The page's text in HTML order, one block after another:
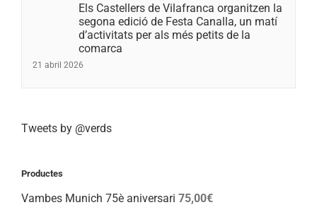
Els Castellers de Vilafranca organitzen la
segona edició de Festa Canalla, un matí
d’activitats per als més petits de la
comarca
21 abril 2026
Tweets by @verds
Productes
Vambes Munich 75è aniversari 75,00€